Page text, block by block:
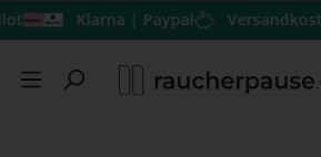
Zum Hauptinhalt springen
Klarna | Paypal